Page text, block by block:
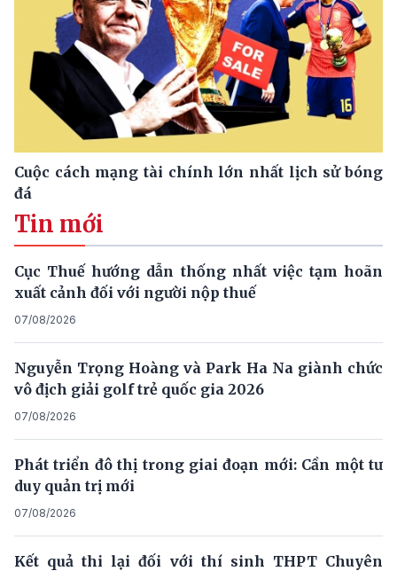
Cuộc cách mạng tài chính lớn nhất lịch sử bóng
đá
Tin mới
Cục Thuế hướng dẫn thống nhất việc tạm hoãn
xuất cảnh đối với người nộp thuế
07/08/2026
Nguyễn Trọng Hoàng và Park Ha Na giành chức
vô địch giải golf trẻ quốc gia 2026
07/08/2026
Phát triển đô thị trong giai đoạn mới: Cần một tư
duy quản trị mới
07/08/2026
Kết quả thi lại đối với thí sinh THPT Chuyên